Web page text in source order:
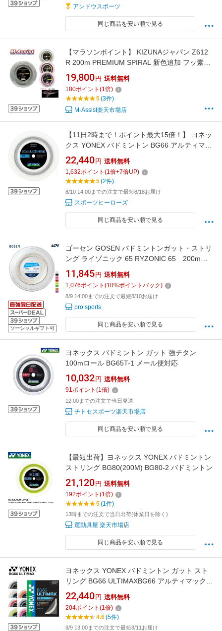
アンドウスポーツ
同じ商品を安い順で見る
【マラソンポイント】 KIZUNAジャパン Z612
R 200m PREMIUM SPIRAL 新色追加 フッ素繊
維 KIZUNA BADMINTON ガット 0.61 細ゲージ
ガット 最高打球音 高反発 耐久性 バドミントン
ストリング ガット バドミントン祭 エムアシス
19,800 円 送料無料
180ポイント (1倍)
5(3件)
M-Assist楽天市場店
【11日2時まで！ポイント最大15倍！】 ヨネッ
クス YONEX バドミントン BG66 アルティマッ
クス 200M ガット ストリング 高強度ナイロン
バドミントンガット 高反発 コントロール 打球
音 ブレーディング加工 200mロール BG66UM2
22,440 円 送料無料
1,632ポイント (1倍+7倍UP)
5(2件)
8/10 14:00までの注文で最短8/18お届け
スポーツヒーローズ
同じ商品を安い順で見る
ソーシャルギフト可
ゴーセン GOSEN バドミントンガット・ストリ
ング ライゾニック 65 RYZONIC 65 200mロ
ール BSRY652
11,845 円 送料無料
1,076ポイント (10%ポイントバック)
8/9 14:00までの注文で最短8/10お届け
pro sports
同じ商品を安い順で見る
ヨネックス バドミントン ガット 強チタン
100mロール BG65T-1 メール便対応
10,032 円 送料無料
91ポイント (1倍)
12:00までの注文で当日発送
チトセスポーツ楽天市場店
同じ商品を安い順で見る
【最短出荷】ヨネックス YONEX バドミントン
ストリング BG80(200M) BG80-2 バドミントン
21,120 円 送料無料
192ポイント (1倍)
5(1件)
13時までの注文で当日出荷(休業日を除く)
運動具屋 楽天市場店
同じ商品を安い順で見る
ヨネックス YONEX バドミントン ガット スト
リング BG66 ULTIMAXBG66 アルティマックス
200mロール 日本製/BG66UM-2【RKap】
22,440 円 送料無料
204ポイント (1倍)
4.6(5件)
8/9 13:00までの注文で最短8/11お届け